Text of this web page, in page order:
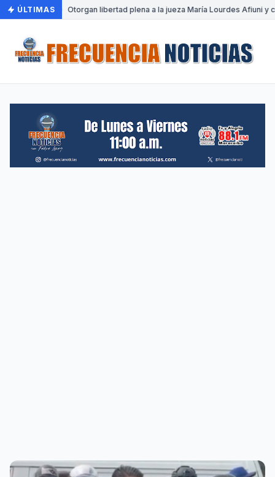
ÚLTIMAS Otorgan libertad plena a la jueza María Lourdes Afiuni y